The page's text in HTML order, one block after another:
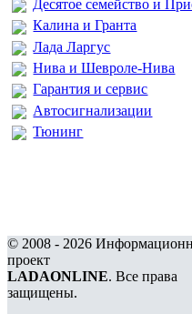
Десятое семейство и
Калина и Гранта
Лада Ларгус
Нива и Шевроле-Нива
Гарантия и сервис
Автосигнализации
Тюнинг
© 2008 - 2026
проект
LADAONLINE. Все права
защищены.